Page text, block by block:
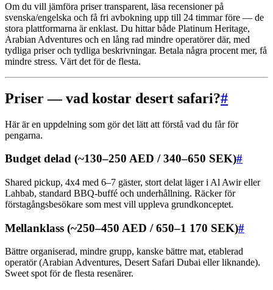
Om du vill jämföra priser transparent, läsa recensioner på
svenska/engelska och få fri avbokning upp till 24 timmar före — de
stora plattformarna är enklast. Du hittar både Platinum Heritage,
Arabian Adventures och en lång rad mindre operatörer där, med
tydliga priser och tydliga beskrivningar. Betala några procent mer, få
mindre stress. Värt det för de flesta.
Priser — vad kostar desert safari?#
Här är en uppdelning som gör det lätt att förstå vad du får för
pengarna.
Budget delad (~130–250 AED / 340–650 SEK)#
Shared pickup, 4x4 med 6–7 gäster, stort delat läger i Al Awir eller
Lahbab, standard BBQ-buffé och underhållning. Räcker för
förstagångsbesökare som mest vill uppleva grundkonceptet.
Mellanklass (~250–450 AED / 650–1 170 SEK)#
Bättre organiserad, mindre grupp, kanske bättre mat, etablerad
operatör (Arabian Adventures, Desert Safari Dubai eller liknande).
Sweet spot för de flesta resenärer.